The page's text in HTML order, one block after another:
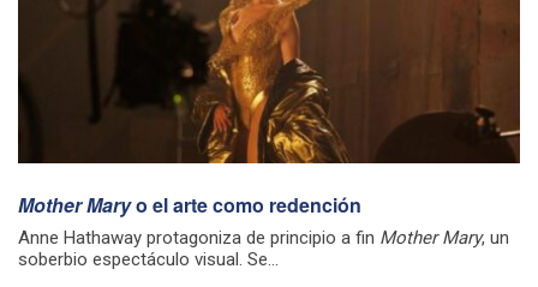
Mother Maryo el arte como redención
Anne Hathaway protagoniza de principio a fin Mother Mary, un
soberbio espectáculo visual. Se...